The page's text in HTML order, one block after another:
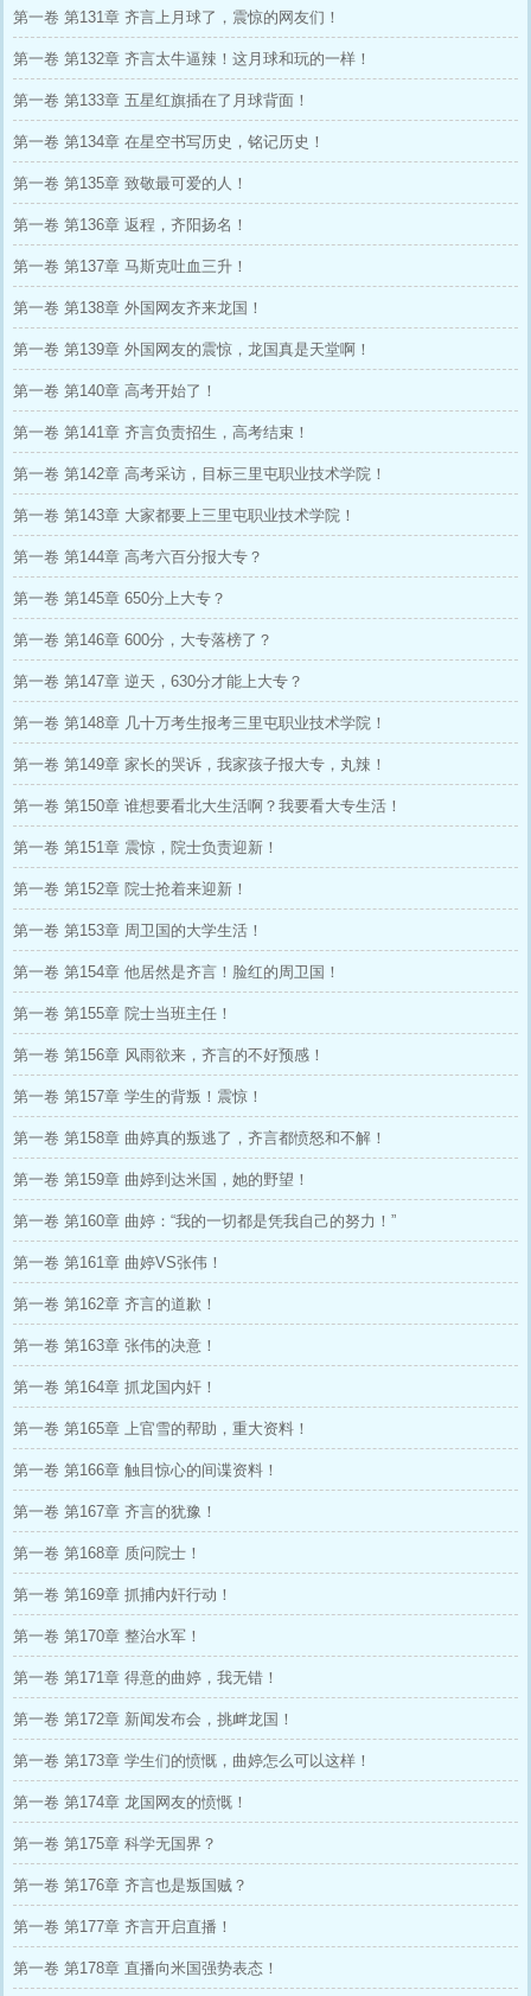
第一卷 第131章 齐言上月球了，震惊的网友们！
第一卷 第132章 齐言太牛逼辣！这月球和玩的一样！
第一卷 第133章 五星红旗插在了月球背面！
第一卷 第134章 在星空书写历史，铭记历史！
第一卷 第135章 致敬最可爱的人！
第一卷 第136章 返程，齐阳扬名！
第一卷 第137章 马斯克吐血三升！
第一卷 第138章 外国网友齐来龙国！
第一卷 第139章 外国网友的震惊，龙国真是天堂啊！
第一卷 第140章 高考开始了！
第一卷 第141章 齐言负责招生，高考结束！
第一卷 第142章 高考采访，目标三里屯职业技术学院！
第一卷 第143章 大家都要上三里屯职业技术学院！
第一卷 第144章 高考六百分报大专？
第一卷 第145章 650分上大专？
第一卷 第146章 600分，大专落榜了？
第一卷 第147章 逆天，630分才能上大专？
第一卷 第148章 几十万考生报考三里屯职业技术学院！
第一卷 第149章 家长的哭诉，我家孩子报大专，丸辣！
第一卷 第150章 谁想要看北大生活啊？我要看大专生活！
第一卷 第151章 震惊，院士负责迎新！
第一卷 第152章 院士抢着来迎新！
第一卷 第153章 周卫国的大学生活！
第一卷 第154章 他居然是齐言！脸红的周卫国！
第一卷 第155章 院士当班主任！
第一卷 第156章 风雨欲来，齐言的不好预感！
第一卷 第157章 学生的背叛！震惊！
第一卷 第158章 曲婷真的叛逃了，齐言都愤怒和不解！
第一卷 第159章 曲婷到达米国，她的野望！
第一卷 第160章 曲婷：“我的一切都是凭我自己的努力！”
第一卷 第161章 曲婷VS张伟！
第一卷 第162章 齐言的道歉！
第一卷 第163章 张伟的决意！
第一卷 第164章 抓龙国内奸！
第一卷 第165章 上官雪的帮助，重大资料！
第一卷 第166章 触目惊心的间谍资料！
第一卷 第167章 齐言的犹豫！
第一卷 第168章 质问院士！
第一卷 第169章 抓捕内奸行动！
第一卷 第170章 整治水军！
第一卷 第171章 得意的曲婷，我无错！
第一卷 第172章 新闻发布会，挑衅龙国！
第一卷 第173章 学生们的愤慨，曲婷怎么可以这样！
第一卷 第174章 龙国网友的愤慨！
第一卷 第175章 科学无国界？
第一卷 第176章 齐言也是叛国贼？
第一卷 第177章 齐言开启直播！
第一卷 第178章 直播向米国强势表态！